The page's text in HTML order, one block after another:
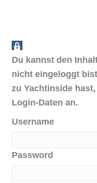
Du kannst den
nicht eingeloggt
zu Yachtinside
Login-Daten an.
Username
Password